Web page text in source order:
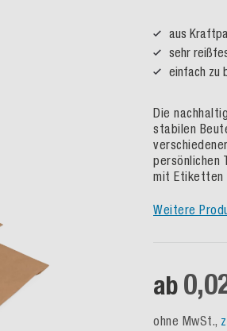
aus
sehr
einfach zu
Die
stabilen
persönlichen
mit Etiketten
Weitere
ab
ohne MwSt.,